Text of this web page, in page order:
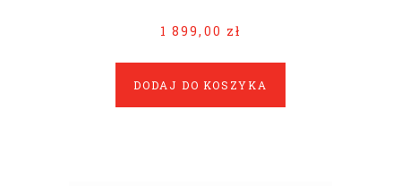
1 899,00 zł
DODAJ DO KOSZYKA